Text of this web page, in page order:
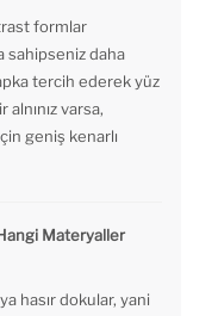
formlar
sahipseniz daha
tercih ederek yüz
varsa,
geniş kenarlı
Materyaller
hasır dokular, yani